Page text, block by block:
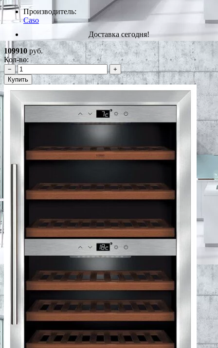
Производитель:
Caso
Доставка сегодня!
109910руб.
Кол-во:
−
+
Купить